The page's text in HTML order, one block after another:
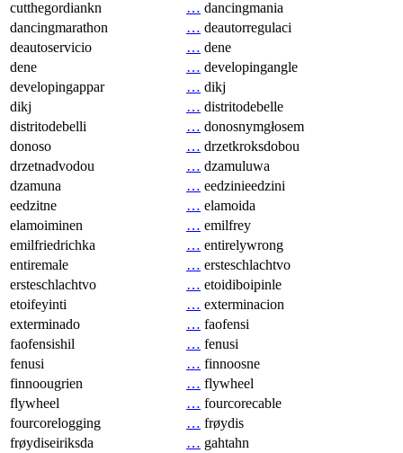
cutthegordiankn
… dancingmania
dancingmarathon
… deautorregulaci
deautoservicio
… dene
dene
… developingangle
developingappar
… dikj
dikj
… distritodebelle
distritodebelli
… donosnymgłosem
donoso
… drzetkroksdobou
drzetnadvodou
… dzamuluwa
dzamuna
… eedzinieedzini
eedzitne
… elamoida
elamoiminen
… emilfrey
emilfriedrichka
… entirelywrong
entiremale
… ersteschlachtvo
ersteschlachtvo
… etoidiboipinle
etoifeyinti
… exterminacion
exterminado
… faofensi
faofensishil
… fenusi
fenusi
… finnoosne
finnoougrien
… flywheel
flywheel
… fourcorecable
fourcorelogging
… frøydis
frøydiseiriksda
… gahtahn